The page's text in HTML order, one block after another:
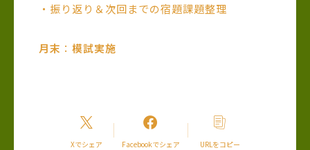
・振り返り＆次回までの宿題課題整理
月末 ：模試実施
Xでシェア Facebookでシェア URLをコピー